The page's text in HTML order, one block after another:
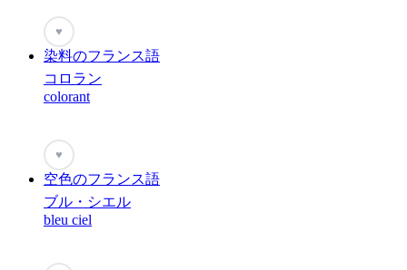
♥
染料のフランス語
コロラン
colorant
♥
空色のフランス語
ブル・シエル
bleu ciel